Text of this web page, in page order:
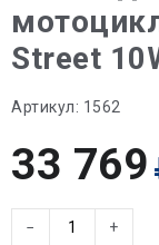
Street
Артикул: 1562
33 769
− +